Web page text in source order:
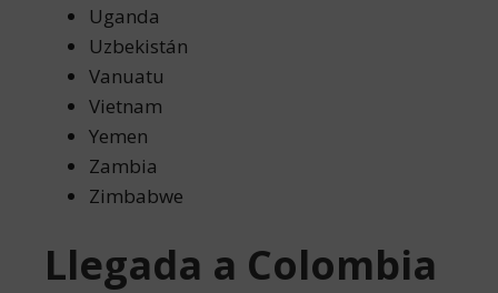
Uganda
Uzbekistán
Vanuatu
Vietnam
Yemen
Zambia
Zimbabwe
Llegada a Colombia